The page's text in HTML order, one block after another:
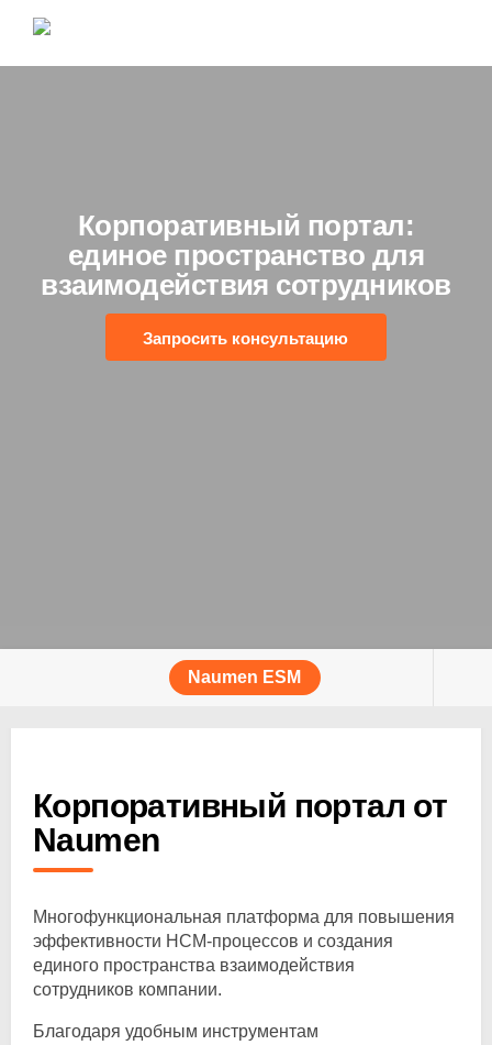
Корпоративный портал:
единое пространство для
взаимодействия сотрудников
Запросить консультацию
Naumen ESM
Корпоративный портал от
Naumen
Многофункциональная платформа для повышения
эффективности HCM-процессов и создания
единого пространства взаимодействия
сотрудников компании.
Благодаря удобным инструментам